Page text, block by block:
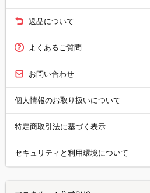
返品について
よくあるご質問
お問い合わせ
個人情報のお取り扱いについて
特定商取引法に基づく表示
セキュリティと利用環境について